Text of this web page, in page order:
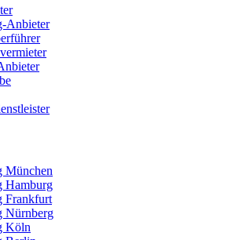
Anbieter
München
Hamburg
Frankfurt
Nürnberg
Köln